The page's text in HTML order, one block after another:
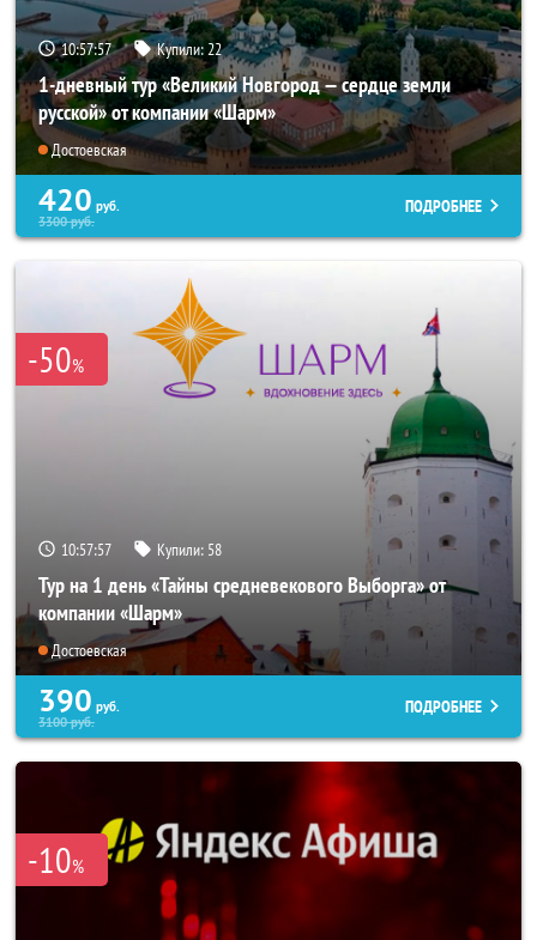
10:57:56 Купили: 22
1-дневный тур «Великий Новгород — сердце земли
русской» от компании «Шарм»
Достоевская
420 руб.
3300руб.
ПОДРОБНЕЕ
-50%
10:57:56 Купили: 58
Тур на 1 день «Тайны средневекового Выборга» от
компании «Шарм»
Достоевская
390 руб.
3100руб.
ПОДРОБНЕЕ
-10%